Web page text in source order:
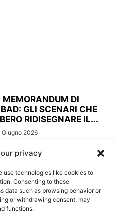
privacy
use technologies like cookies to
Consenting to these
data such as browsing behavior or
or withdrawing consent, may
functions.
MEMORANDUM DI
GLI SCENARI CHE
RIDISEGNARE IL...
Giugno 2026
la Pace tra Iran e Stati
Giugno 2026